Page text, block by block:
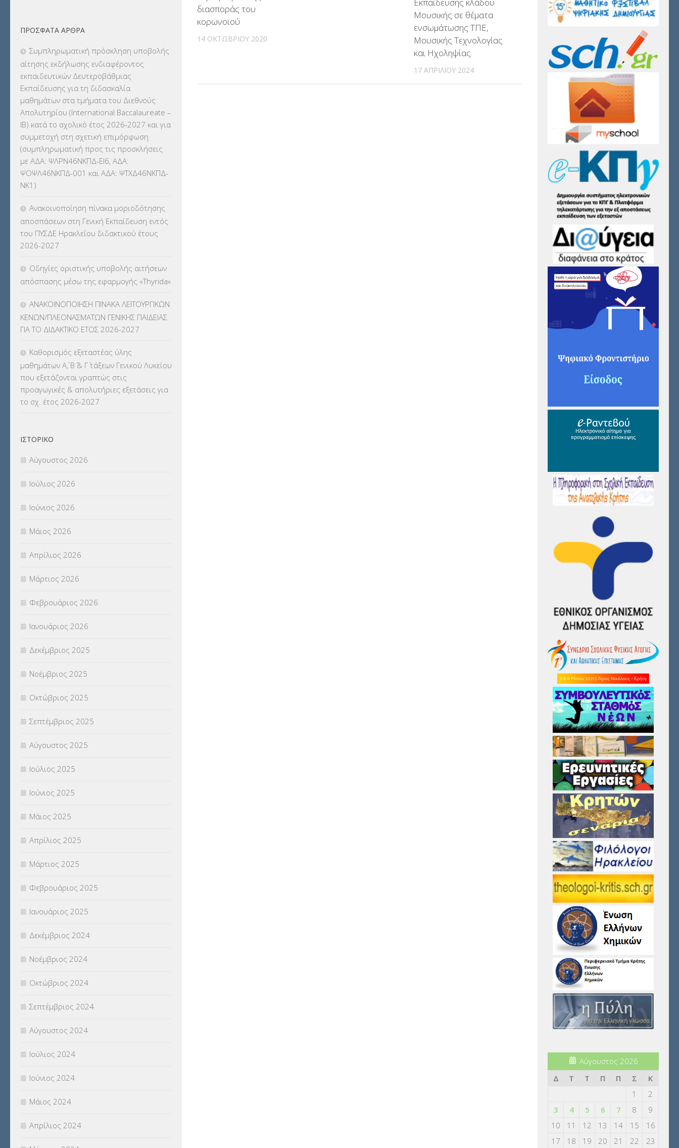
διασποράς του
κορωνοϊού
14 ΟΚΤΩΒΡΊΟΥ 2020
Μουσικής σε θέματα
ενσωμάτωσης ΤΠΕ,
Μουσικής Τεχνολογίας
και Ηχοληψίας.
17 ΑΠΡΙΛΊΟΥ 2024
ΕΚΔΡΟΜΕΣ(7.354)
ΕΚΠΑΙΔΕΥΤΙΚΑ ΘΕΜΑΤΑ (2.824)
ΕΠΑΛ(366)
ΕΠΙΜΟΡΦΩΣΗ Τ.Π.Ε.(10)
ΕΥΡΩΠΑΪΚΑ ΠΡΟΓΡΑΜΜΑΤΑ(230)
ΚΕΣΥ(60)
ΚΕΣΥΠ(109)
ΓΛΩΣΣΟΜΑΘΕΙΑΣ(135)
ΚΠπ- ΚΡΑΤΙΚΟ ΠΙΣΤΟΠΟΙΗΤΙΚΟ
ΠΛΗΡΟΦΟΡΙΚΗΣ
ΛΟΙΠΑ(309)
ΜΕΤΑΘΕΣΕΙΣ-ΤΟΠΟΘΕΤΗΣΕΙΣ
ΒΕΛΤΙΩΣΕΙΣ(319)
ΜΕΤΑΤΑΞΕΙΣ(87)
ΜΕΤΑΦΟΡΑ ΜΑΘΗΤΩΝ(3)
ΝΟΜΟΘΕΣΙΑ(66)
(18)
ΣΥΝΤΑΞΕΙΣ(12)
ΣΧΟΛΙΚΟΙ ΣΥΜΒΟΥΛΟΙ
ΥΠΕΡΑΡΙΘΜΟΙ(1)
ΥΠΟΤΡΟΦΙΕΣ(28)
ΦΥΣΙΚΗ ΑΓΩΓΗ(692)
Χωρίς κατηγορία
ΠΡΌΣΦΑΤΑ ΆΡΘΡΑ
Συμπληρωματική πρόσκληση υποβολής
αίτησης εκδήλωσης ενδιαφέροντος
εκπαιδευτικών Δευτεροβάθμιας
Εκπαίδευσης για τη διδασκαλία
μαθημάτων στα τμήματα του Διεθνούς
Απολυτηρίου (International Baccalaureate –
IB) κατά το σχολικό έτος 2026-2027 και για
συμμετοχή στη σχετική επιμόρφωση
(συμπληρωματική προς τις προσκλήσεις
με ΑΔΑ: ΨΛΡΝ46ΝΚΠΔ-ΕΙ6, ΑΔΑ:
ΨΟΨΛ46ΝΚΠΔ-001 και ΑΔΑ: ΨΤΧΔ46ΝΚΠΔ-
ΝΚ1)
Ανακοινοποίηση πίνακα μοριοδότησης
αποσπάσεων στη Γενική Εκπαίδευση εντός
του ΠΥΣΔΕ Ηρακλείου διδακτικού έτους
2026-2027
Οδηγίες οριστικής υποβολής αιτήσεων
απόσπασης μέσω της εφαρμογής «Thyrida»
ΑΝΑΚΟΙΝΟΠΟΙΗΣΗ ΠΙΝΑΚΑ ΛΕΙΤΟΥΡΓΙΚΩΝ
ΚΕΝΩΝ/ΠΛΕΟΝΑΣΜΑΤΩΝ ΓΕΝΙΚΗΣ ΠΑΙΔΕΙΑΣ
ΓΙΑ ΤΟ ΔΙΔΑΚΤΙΚΟ ΕΤΟΣ 2026-2027
Καθορισμός εξεταστέας ύλης
μαθημάτων Α΄, Β΄ & Γ΄ τάξεων Γενικού Λυκείου
που εξετάζονται γραπτώς στις
προαγωγικές & απολυτήριες εξετάσεις για
το σχ. έτος 2026-2027
ΙΣΤΟΡΙΚΌ
Αύγουστος 2026
Ιούλιος 2026
Ιούνιος 2026
Μάιος 2026
Απρίλιος 2026
Μάρτιος 2026
Φεβρουάριος 2026
Ιανουάριος 2026
Δεκέμβριος 2025
Νοέμβριος 2025
Οκτώβριος 2025
Σεπτέμβριος 2025
Αύγουστος 2025
Ιούλιος 2025
Ιούνιος 2025
Μάιος 2025
Απρίλιος 2025
Μάρτιος 2025
Φεβρουάριος 2025
Ιανουάριος 2025
Δεκέμβριος 2024
Νοέμβριος 2024
Οκτώβριος 2024
Σεπτέμβριος 2024
Αύγουστος 2024
Ιούλιος 2024
Ιούνιος 2024
Μάιος 2024
Απρίλιος 2024
Αύγουστος 2026
Δ
Τ Τ Π Π Σ
Κ
1
2
3
4 5 6 7 8
9
10
11 12 13 14 15
16
17
18 19 20 21 22 23